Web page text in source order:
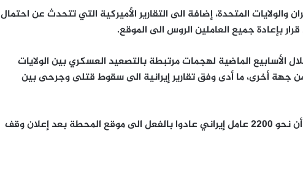
والولايات المتحدة، إضافة الى التقارير الأميركية التي تتحدث عن احتمال
بإعادة جميع العاملين الروس الى الموقع.
الماضية لهجمات مرتبطة بالتصعيد العسكري بين الولايات
جهة أخرى، ما أدى وفق تقارير إيرانية الى سقوط قتلى وجرحى بين
وفي وقت سابق، أعلن ليخاتشوف أن نحو 2200 عامل إيراني عادوا بالفعل الى موقع المحطة بعد إعلان وقف